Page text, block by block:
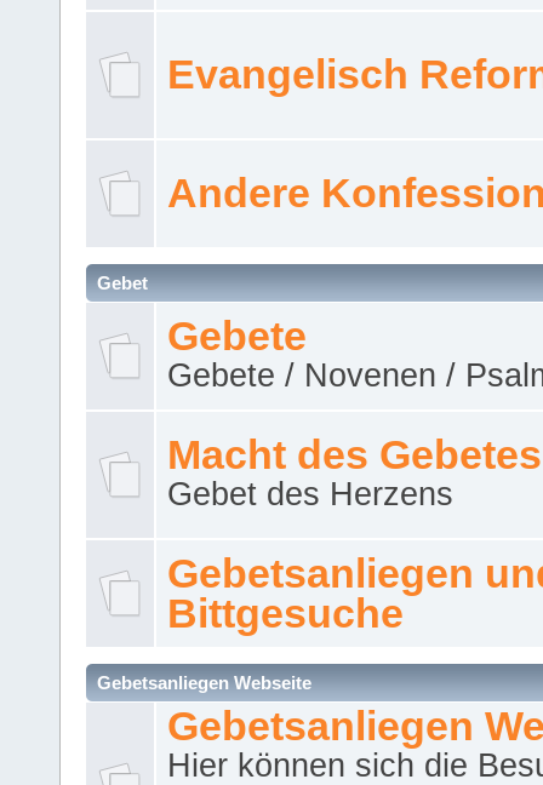
Evangelisch
Andere
Gebet
Gebete
Gebete / Novenen /
Macht des Gebetes
Gebet des Herzens
Gebetsanliegen
Bittgesuche
Gebetsanliegen Webseite
Gebetsanliegen
Hier können sich die